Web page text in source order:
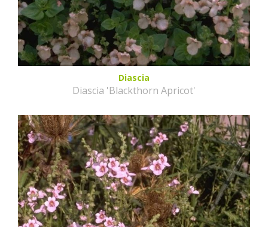
Diascia
Diascia 'Blackthorn Apricot'